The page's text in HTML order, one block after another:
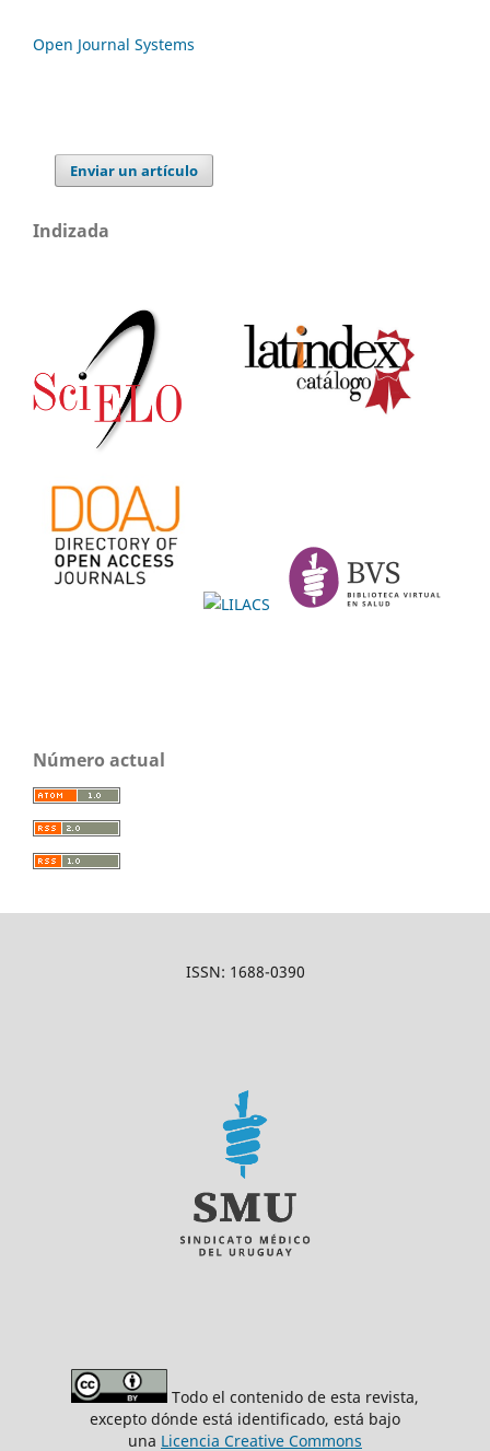
Open Journal Systems
Enviar un artículo
Indizada
Número actual
ISSN: 1688-0390
Todo el contenido de esta revista,
excepto dónde está identificado, está bajo
una Licencia Creative Commons